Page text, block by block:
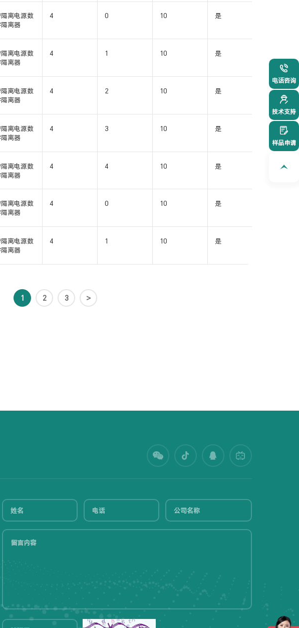
离电源数
离器
4 0 10 是
离电源数
离器
4 1 10 是
WB(W)
离电源数
离器
4 2 10 是
SOIC16-
WB(W)
离电源数
离器
4 3 10 是
SOIC16-
WB(W)
离电源数
离器
4 4 10 是
SOIC16-
离电源数
离器
4 0 10 是
离电源数
离器
4 1 10 是
1 2 3 >
电话咨询
021-
技术支持
样品申请